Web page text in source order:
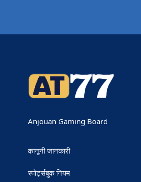
Anjouan Gaming Board
कानूनी जानकारी
स्पोर्ट्सबुक नियम